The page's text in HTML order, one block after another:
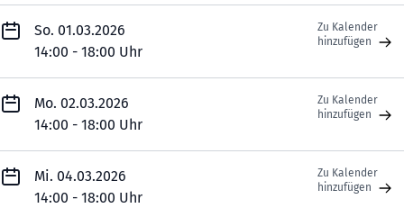
So. 01.03.2026
14:00 - 18:00 Uhr
Zu Kalender
hinzufügen
Mo. 02.03.2026
14:00 - 18:00 Uhr
Zu Kalender
hinzufügen
Mi. 04.03.2026
14:00 - 18:00 Uhr
Zu Kalender
hinzufügen